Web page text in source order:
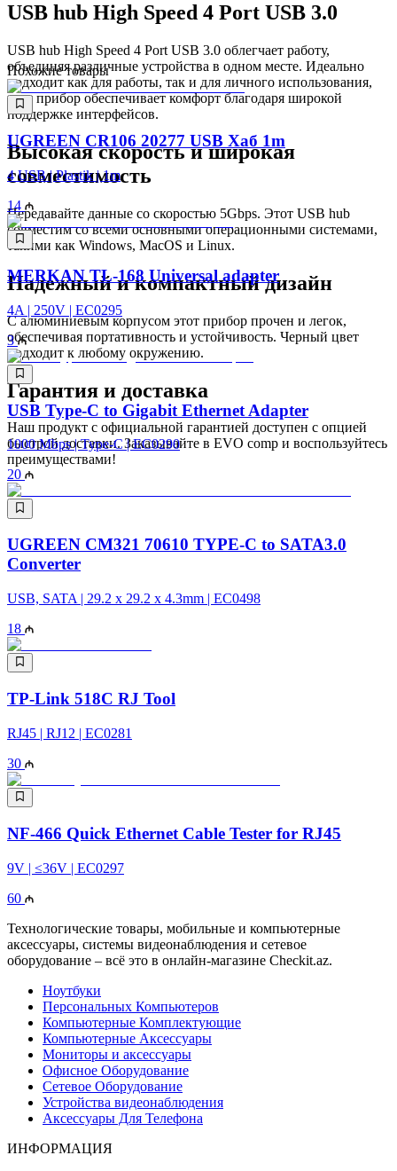
USB hub High Speed 4 Port USB 3.0
USB hub High Speed 4 Port USB 3.0 облегчает работу,
объединяя различные устройства в одном месте. Идеально
подходит как для работы, так и для личного использования,
этот прибор обеспечивает комфорт благодаря широкой
поддержке интерфейсов.
Высокая скорость и широкая
совместимость
Передавайте данные со скоростью 5Gbps. Этот USB hub
совместим со всеми основными операционными системами,
такими как Windows, MacOS и Linux.
Надежный и компактный дизайн
С алюминиевым корпусом этот прибор прочен и легок,
обеспечивая портативность и устойчивость. Черный цвет
подходит к любому окружению.
Гарантия и доставка
Наш продукт с официальной гарантией доступен с опцией
быстрой доставки. Заказывайте в EVO comp и воспользуйтесь
преимуществами!
Похожие товары
UGREEN CR106 20277 USB Хаб 1m
4 USB | Plastik | 1m
14
MERKAN TL-168 Universal adapter
4A | 250V | EC0295
3
USB Type-C to Gigabit Ethernet Adapter
1000 Mbps | Type-C | EC0290
20
UGREEN CM321 70610 TYPE-C to SATA3.0
Converter
USB, SATA | 29.2 x 29.2 x 4.3mm | EC0498
18
TP-Link 518C RJ Tool
RJ45 | RJ12 | EC0281
30
NF-466 Quick Ethernet Cable Tester for RJ45
9V | ≤36V | EC0297
60
Технологические товары, мобильные и компьютерные
аксессуары, системы видеонаблюдения и сетевое
оборудование – всё это в онлайн-магазине Checkit.az.
Ноутбуки
Персональных Компьютеров
Компьютерные Комплектующие
Компьютерные Аксессуары
Мониторы и аксессуары
Офисное Оборудование
Сетевое Оборудование
Устройства видеонаблюдения
Аксессуары Для Телефона
ИНФОРМАЦИЯ